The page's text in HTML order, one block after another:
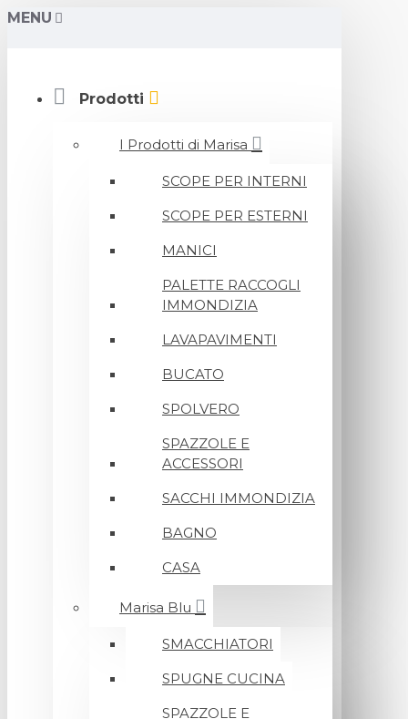
MENU
Prodotti
I Prodotti di Marisa
SCOPE PER INTERNI
SCOPE PER ESTERNI
MANICI
PALETTE RACCOGLI
IMMONDIZIA
LAVAPAVIMENTI
BUCATO
SPOLVERO
SPAZZOLE E
ACCESSORI
SACCHI IMMONDIZIA
BAGNO
CASA
Marisa Blu
SMACCHIATORI
SPUGNE CUCINA
SPAZZOLE E